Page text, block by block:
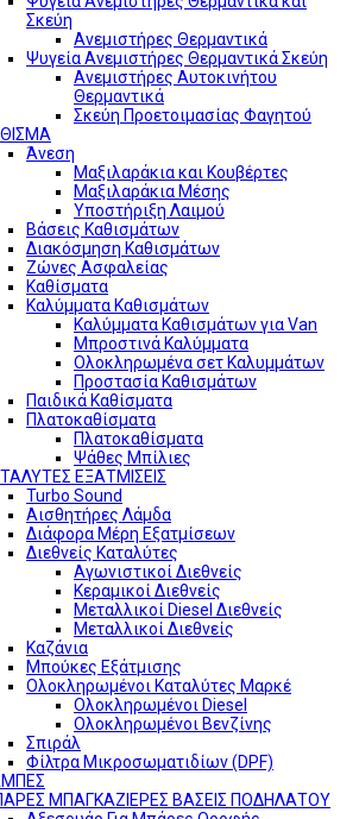
Σκεύη
Ανεμιστήρες Θερμαντικά
Ψυγεία Ανεμιστήρες Θερμαντικά Σκεύη
Ανεμιστήρες Αυτοκινήτου
Θερμαντικά
Σκεύη Προετοιμασίας Φαγητού
Άνεση
Μαξιλαράκια και Κουβέρτες
Μαξιλαράκια Μέσης
Υποστήριξη Λαιμού
Βάσεις Καθισμάτων
Διακόσμηση Καθισμάτων
Ζώνες Ασφαλείας
Καθίσματα
Καλύμματα Καθισμάτων
Καλύμματα Καθισμάτων για Van
Μπροστινά Καλύμματα
Ολοκληρωμένα σετ Καλυμμάτων
Προστασία Καθισμάτων
Παιδικά Καθίσματα
Πλατοκαθίσματα
Πλατοκαθίσματα
Ψάθες Μπίλιες
ΕΞΑΤΜΙΣΕΙΣ
Turbo Sound
Αισθητήρες Λάμδα
Διάφορα Μέρη Εξατμίσεων
Διεθνείς Καταλύτες
Αγωνιστικοί Διεθνείς
Κεραμικοί Διεθνείς
Μεταλλικοί Diesel Διεθνείς
Μεταλλικοί Διεθνείς
Καζάνια
Μπούκες Εξάτμισης
Ολοκληρωμένοι Καταλύτες Μαρκέ
Ολοκληρωμένοι Diesel
Ολοκληρωμένοι Βενζίνης
Σπιράλ
Φίλτρα Μικροσωματιδίων (DPF)
ΜΠΑΓΚΑΖΙΕΡΕΣ ΒΑΣΕΙΣ ΠΟΔΗΛΑΤΟΥ